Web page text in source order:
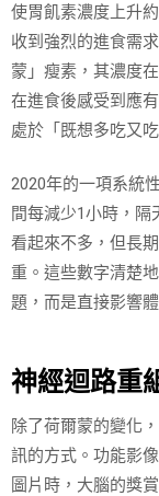
使胃飢素濃度上升
收到強烈的進食需
蒙」瘦素，其濃度
在進食後感受到應
處於「既想多吃又
2020年的一項系統
間每減少1小時，隔
看起來不多，但長
重。這些數字清楚
題，而是直接影響
神經迴路重
除了荷爾蒙的變化
訊的方式。功能影
圖片時，大腦的獎